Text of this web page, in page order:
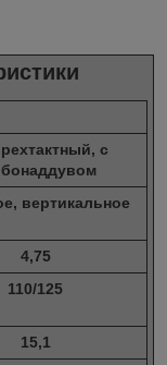
с
вертикальное
4,75
110/125
15,1